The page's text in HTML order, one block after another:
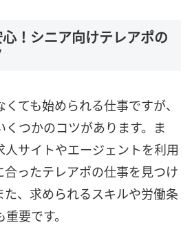
！シニア向けテレアポの
ても始められる仕事ですが、
つかのコツがあります。ま
人サイトやエージェントを利用
合ったテレアポの仕事を見つけ
た、求められるスキルや労働条
要です。